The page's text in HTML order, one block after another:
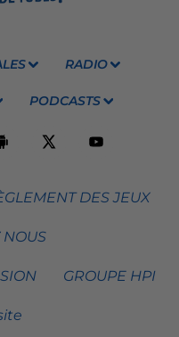
RADIO
PODCASTS
DES JEUX
NOUS
GROUPE HPI